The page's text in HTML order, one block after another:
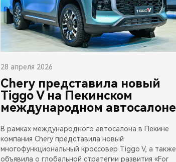
28 апреля 2026
Chery представила новый
Tiggo V на Пекинском
международном автосалоне
В рамках международного автосалона в Пекине
компания Chery представила новый
многофункциональный кроссовер Tiggo V, а также
объявила о глобальной стратегии развития «For